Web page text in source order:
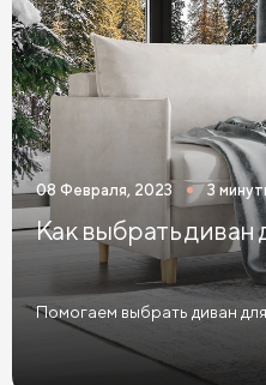
Кровати 160 х 200 с ящиками
Кровати 180 х 200 с ящиками
Кровати 200 х 200 с ящиками
Кровати тёмного цвета
Кровати бирюзового цвета
Кровати в современном
Кровати в скандинавском
Кровати в классическом
08 Февраля, 2023 3
Как выбрать диван
Помогаем выбрать диван